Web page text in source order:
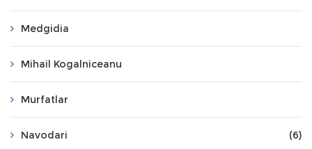
Medgidia
Mihail Kogalniceanu
Murfatlar
Navodari (6)